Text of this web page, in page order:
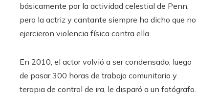
básicamente por la actividad celestial de Penn,
pero la actriz y cantante siempre ha dicho que no
ejercieron violencia física contra ella.
En 2010, el actor volvió a ser condensado, luego
de pasar 300 horas de trabajo comunitario y
terapia de control de ira, le disparó a un fotógrafo.